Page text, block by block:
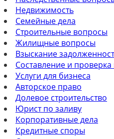
Недвижимость
Семейные дела
Строительные вопросы
Жилищные вопросы
Взыскание
Составление и
Услуги для бизнеса
Авторское право
Долевое строительство
Юрист по заливу
Корпоративные дела
Кредитные споры